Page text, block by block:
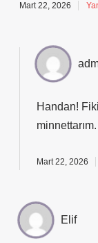
Mart 22, 2026
Handan!
minnettarım.
Mart 22, 2026
Elif